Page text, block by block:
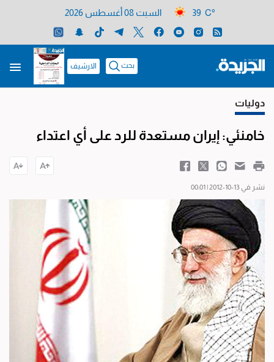
39 C° السبت 08 أغسطس 2026
بحث الارشيف
دوليات
خامنئي: إيران مستعدة للرد على أي اعتداء
نشر في 13-10-2012 | 00:01